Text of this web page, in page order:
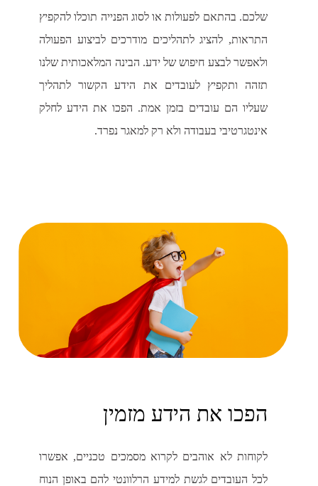
שלכם. בהתאם לפעולות או לסוג הפנייה תוכלו להקפיץ
התראות, להציג לתהליכים מודרכים לביצוע הפעולה
ולאפשר לבצע חיפוש של ידע. הבינה המלאכותית שלנו
תזהה ותקפיץ לעובדים את הידע הקשור לתהליך
שעליו הם עובדים בזמן אמת. הפכו את הידע לחלק
אינטגרטיבי בעבודה ולא רק למאגר נפרד.
הפכו את הידע מזמין
לקוחות לא אוהבים לקרוא מסמכים טכניים, אפשרו
לכל העובדים לגשת למידע הרלוונטי להם באופן הנוח